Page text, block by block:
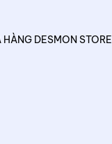
DESMON STORE